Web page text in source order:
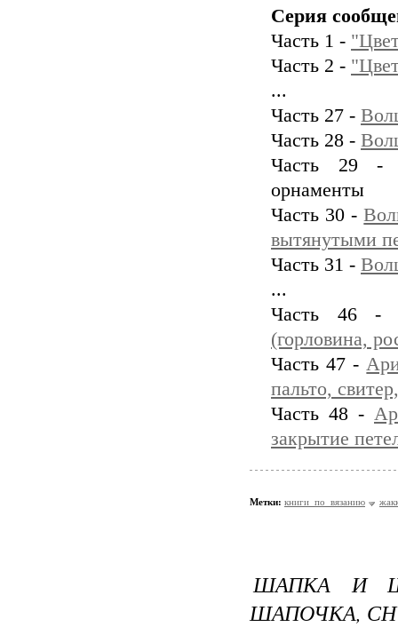
Серия
Часть 1 -
Часть 2 -
...
Часть 27 -
Часть 28 -
Часть 29 -
орнаменты
Часть 30 -
вытянутыми
Часть 31 -
...
Часть 46
(горловина,
Часть 47 -
пальто,
Часть 48 -
закрытие
Метки: книги_по_вязанию
ШАПКА И
ШАПОЧКА,